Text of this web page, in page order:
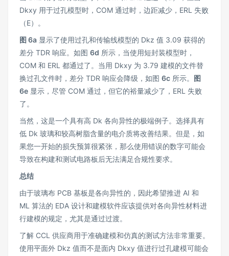
Dkxy 用于过孔模型时，COM 通过时，边距减少，ERL 失败
（E）。
图 6a 显示了使用过孔和传输线模型的 Dkz 值 3.09 获得的
差分 TDR 响应。如图 6d 所示，当使用短封装模型时，
COM 和 ERL 都通过了。当用 Dkxy 为 3.79 建模的文件替
换过孔文件时，差分 TDR 响应会降级，如图 6c 所示。 图
6e 显示，尽管 COM 通过，但它的裕量减少了，ERL 失败
了。
当然，这是一个具有高 Dk 各向异性的极端例子。选择具有
低 Dk 玻璃和较高树脂含量的电介质将改善结果。但是，如
果您一开始的损失预算很紧张，那么使用错误的数字可能会
导致在构建和测试电路板后无法满足合规性要求。
总结
由于玻璃布 PCB 基板是各向异性的，因此希望推进 AI 和
ML 算法的 EDA 设计和建模软件应该提供对各向异性材料进
行建模的规定，尤其是通过过渡。
了解 CCL 供应商用于准确建模和仿真的测试方法非常重要。
使用平面外 Dkz 值而不是面内 Dkxy 值进行过孔建模可能会